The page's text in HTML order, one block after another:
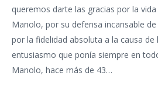
queremos darte las gracias por la
Manolo, por su defensa incansable
por la fidelidad absoluta a la causa de
entusiasmo que ponía siempre en
Manolo, hace más de 43…